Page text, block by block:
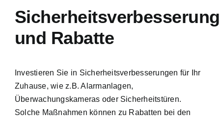
und Rabatte
Investieren Sie in Sicherheitsverbesserungen für Ihr
Zuhause, wie z.B. Alarmanlagen,
Überwachungskameras oder Sicherheitstüren.
Solche Maßnahmen können zu Rabatten bei den